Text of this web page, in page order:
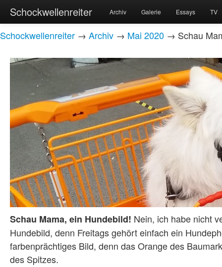
Schockwellenreiter Archiv Galerie Essays TV
Schockwellenreiter → Archiv → Mai 2020 → Schau
Schau Mama, ein Hundebild! Nein, ich habe nicht
Hundebild, denn Freitags gehört einfach ein
farbenprächtiges Bild, denn das Orange des
des Spitzes.